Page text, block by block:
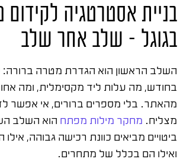
בניית אסטרטגיה לקידום
בגוגל – שלב אחר שלב
השלב הראשון הוא הגדרת מטרה ברורה:
בחודש, מה עלות ליד מקסימלית, ומה
מהאתר. בלי מספרים ברורים, אי אפשר
מצליח. מחקר מילות מפתח הוא השלב
ביטויים מביאים כוונת רכישה גבוהה,
ואילו הם בכלל של מתחרים.